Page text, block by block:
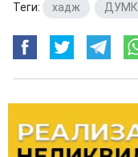
Теги: хадж ДУМК